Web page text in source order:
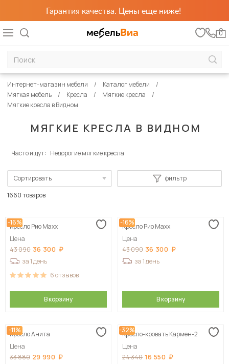
Гарантия качества. Цены еще ниже!
0
МЯГКИЕ КРЕСЛА В ВИДНОМ
Интернет-магазин мебели
Каталог мебели
Мягкая мебель
Кресла
Мягкие кресла
Мягкие кресла в Видном
Часто ищут: Недорогие мягкие кресла
Сортировать
По популярности
Сначала дорогие
фильтр
1660 товаров
-16%
Кресло Рио Maxx
Цена
43 090 36 300
за 1 день
6отзывов
В корзину
-16%
Кресло Рио Maxx
Цена
43 090 36 300
за 1 день
В корзину
-11%
Кресло Анита
Цена
33 880 29 990
-32%
Кресло-кровать Кармен-2
Цена
24 340 16 550